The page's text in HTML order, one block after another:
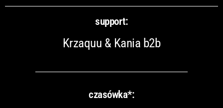
support:
Krzaquu & Kania b2b
czasówka*: